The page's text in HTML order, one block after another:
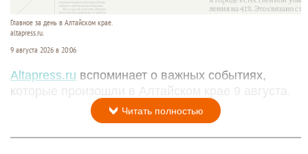
Главное за день в Алтайском крае.
altapress.ru.
9 августа 2026 в 20:06
Altapress.ru вспоминает о важных событиях,
которые произошли в Алтайском крае 9 августа.
Читать полностью